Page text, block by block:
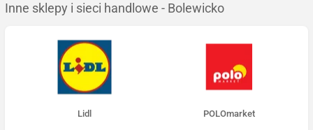
Inne sklepy i sieci handlowe - Bolewicko
Lidl POLOmarket